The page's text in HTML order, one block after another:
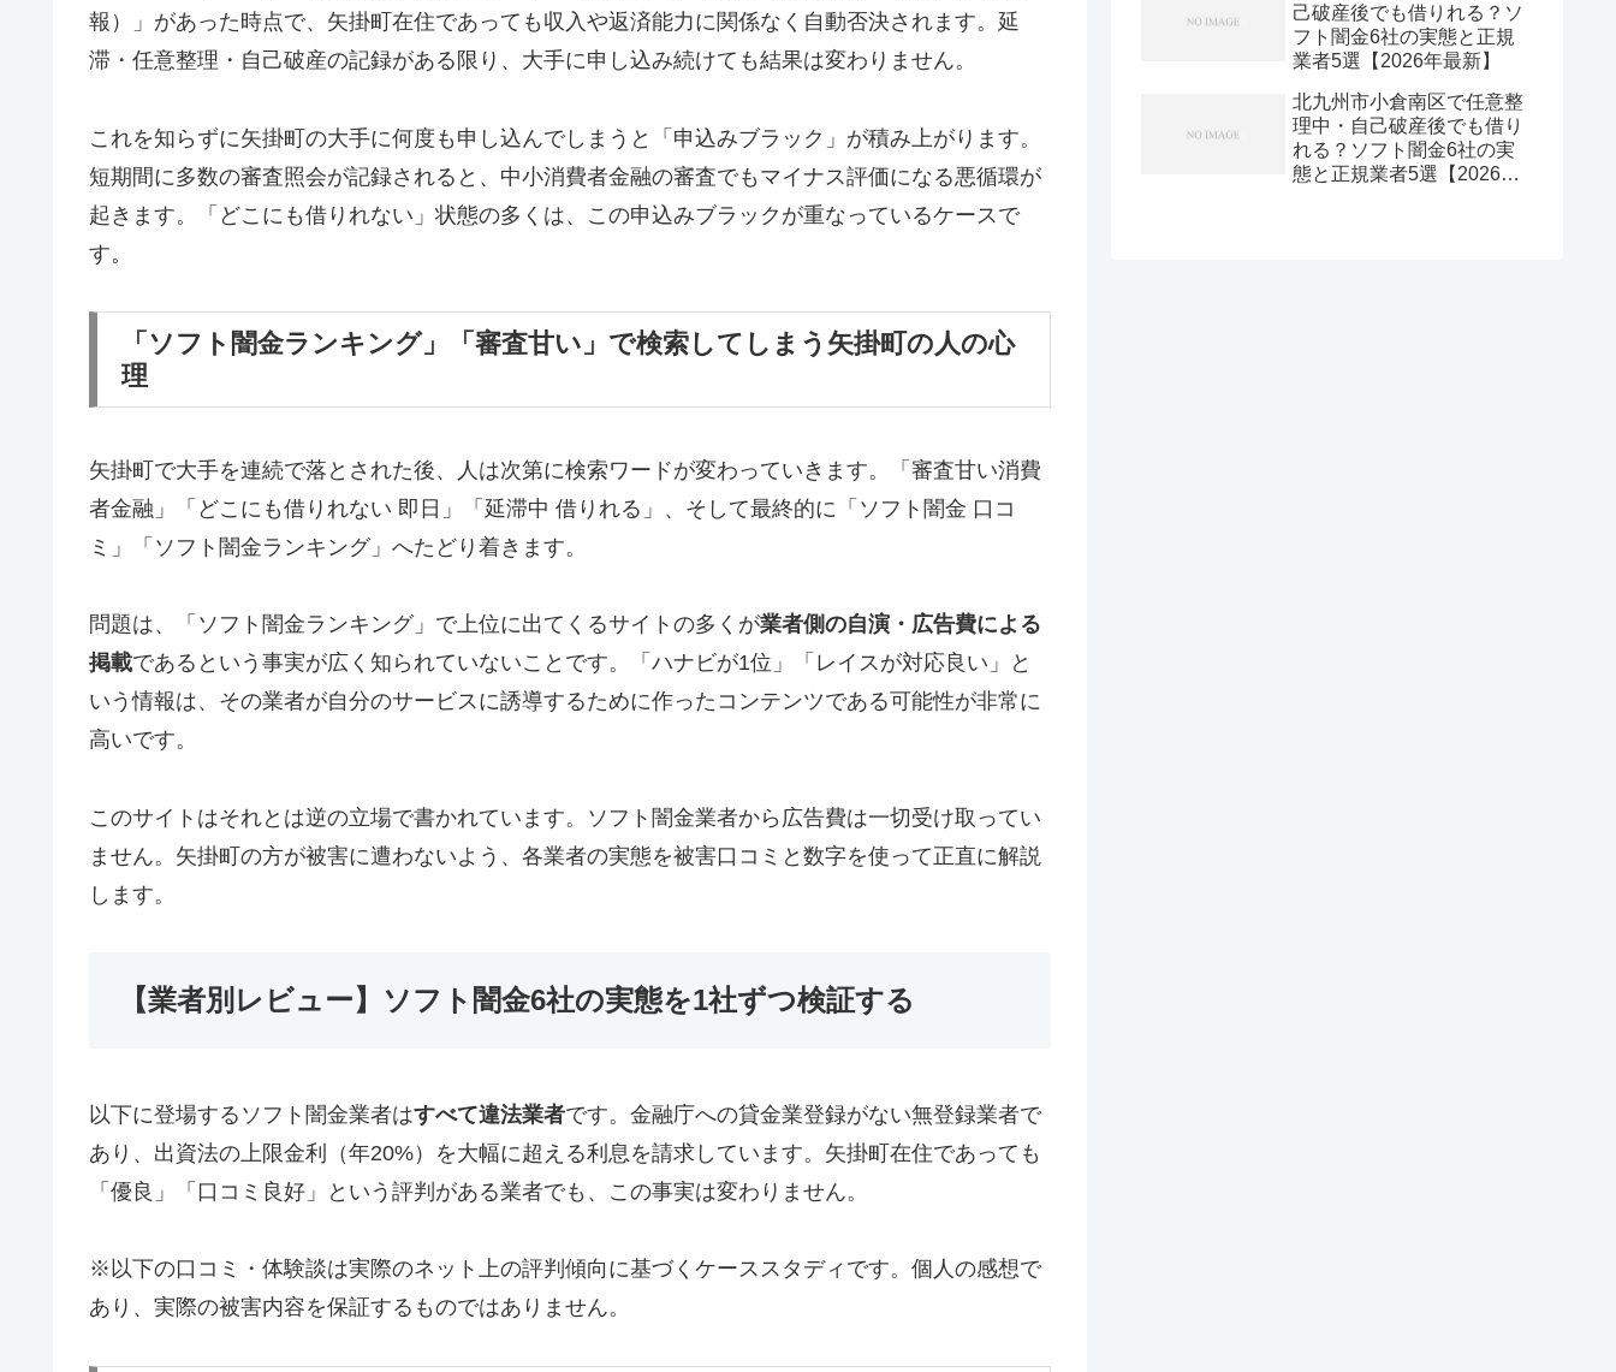
報）」があった時点で、矢掛町在住であっても収入や返済能力に関係なく自動否決されます。延
滞・任意整理・自己破産の記録がある限り、大手に申し込み続けても結果は変わりません。
これを知らずに矢掛町の大手に何度も申し込んでしまうと「申込みブラック」が積み上がります。
短期間に多数の審査照会が記録されると、中小消費者金融の審査でもマイナス評価になる悪循環が
起きます。「どこにも借りれない」状態の多くは、この申込みブラックが重なっているケースで
す。
「ソフト闇金ランキング」「審査甘い」で検索してしまう矢掛町の人の心
理
矢掛町で大手を連続で落とされた後、人は次第に検索ワードが変わっていきます。「審査甘い消費
者金融」「どこにも借りれない 即日」「延滞中 借りれる」、そして最終的に「ソフト闇金 口コ
ミ」「ソフト闇金ランキング」へたどり着きます。
問題は、「ソフト闇金ランキング」で上位に出てくるサイトの多くが業者側の自演・広告費による
掲載であるという事実が広く知られていないことです。「ハナビが1位」「レイスが対応良い」と
いう情報は、その業者が自分のサービスに誘導するために作ったコンテンツである可能性が非常に
高いです。
このサイトはそれとは逆の立場で書かれています。ソフト闇金業者から広告費は一切受け取ってい
ません。矢掛町の方が被害に遭わないよう、各業者の実態を被害口コミと数字を使って正直に解説
します。
【業者別レビュー】ソフト闇金6社の実態を1社ずつ検証する
以下に登場するソフト闇金業者はすべて違法業者です。金融庁への貸金業登録がない無登録業者で
あり、出資法の上限金利（年20%）を大幅に超える利息を請求しています。矢掛町在住であっても
「優良」「口コミ良好」という評判がある業者でも、この事実は変わりません。
※以下の口コミ・体験談は実際のネット上の評判傾向に基づくケーススタディです。個人の感想で
あり、実際の被害内容を保証するものではありません。
己破産後でも借りれる？ソ
フト闇金6社の実態と正規
業者5選【2026年最新】
北九州市小倉南区で任意整
理中・自己破産後でも借り
れる？ソフト闇金6社の実
態と正規業者5選【2026年